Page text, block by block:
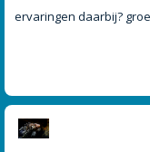
ervaringen daarbij?